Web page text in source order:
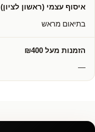
איסוף עצמי (ראשון לציון)
בתיאום מראש
הזמנות מעל ₪400
—